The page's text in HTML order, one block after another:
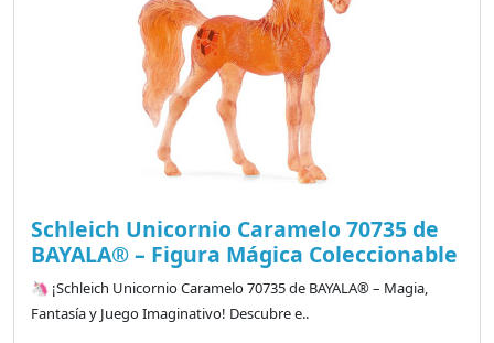
Schleich Unicornio Caramelo 70735 de
BAYALA® – Figura Mágica Coleccionable
🦄 ¡Schleich Unicornio Caramelo 70735 de BAYALA® – Magia,
Fantasía y Juego Imaginativo! Descubre e..